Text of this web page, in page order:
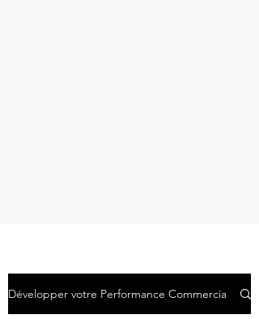
Développer votre Performance Commerciale